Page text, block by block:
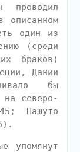
проводил
описанном
один из
(среди
браков)
Дании
бы
на северо-
Пашуто
упомянут